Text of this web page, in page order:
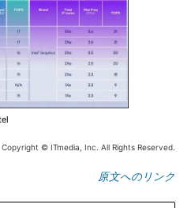
Copyright © ITmedia, Inc. All Rights Reserved.
原文へのリンク